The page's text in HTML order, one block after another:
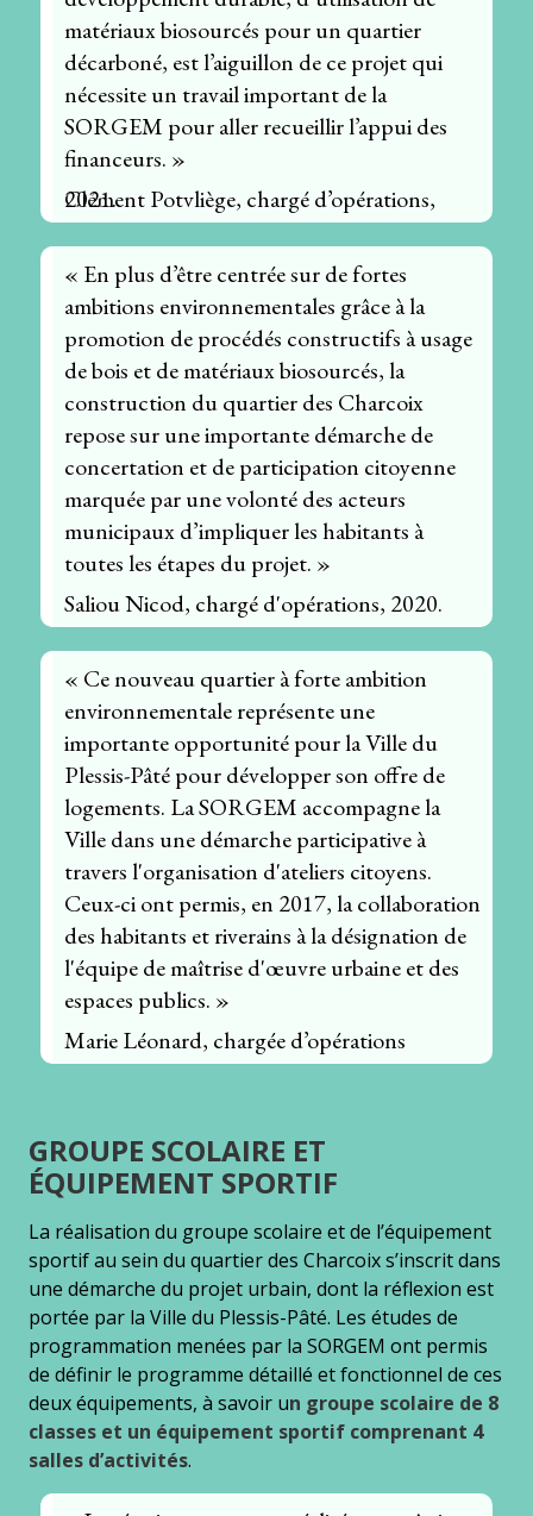
matériaux biosourcés pour un quartier
décarboné, est l’aiguillon de ce projet qui
nécessite un travail important de la
SORGEM pour aller recueillir l’appui des
financeurs. »
Clément Potvliège, chargé d’opérations, 2021.
« En plus d’être centrée sur de fortes
ambitions environnementales grâce à la
promotion de procédés constructifs à usage
de bois et de matériaux biosourcés, la
construction du quartier des Charcoix
repose sur une importante démarche de
concertation et de participation citoyenne
marquée par une volonté des acteurs
municipaux d’impliquer les habitants à
toutes les étapes du projet. »
Saliou Nicod, chargé d'opérations, 2020.
« Ce nouveau quartier à forte ambition
environnementale représente une
importante opportunité pour la Ville du
Plessis-Pâté pour développer son offre de
logements. La SORGEM accompagne la
Ville dans une démarche participative à
travers l'organisation d'ateliers citoyens.
Ceux-ci ont permis, en 2017, la collaboration
des habitants et riverains à la désignation de
l'équipe de maîtrise d'œuvre urbaine et des
espaces publics. »
Marie Léonard, chargée d’opérations
GROUPE SCOLAIRE ET
ÉQUIPEMENT SPORTIF
La réalisation du groupe scolaire et de l’équipement
sportif au sein du quartier des Charcoix s’inscrit dans
une démarche du projet urbain, dont la réflexion est
portée par la Ville du Plessis-Pâté. Les études de
programmation menées par la SORGEM ont permis
de définir le programme détaillé et fonctionnel de ces
deux équipements, à savoir un groupe scolaire de 8
classes et un équipement sportif comprenant 4
salles d’activités.